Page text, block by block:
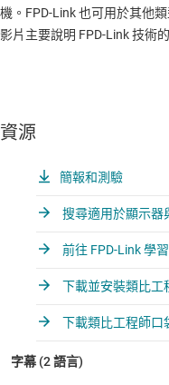
機。FPD-Link 也可用於其他
影片主要說明 FPD-Link 技術
資源
簡報和測驗
搜尋適用於顯示器
前往 FPD-Link 學
下載並安裝類比工
下載類比工程師口